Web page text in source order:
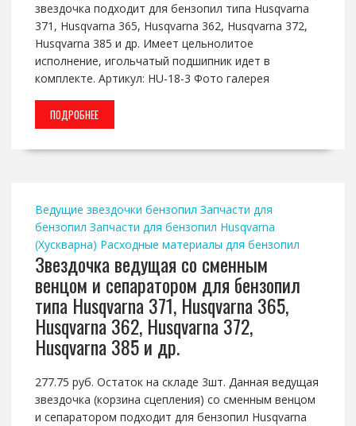
звездочка подходит для бензопил типа Husqvarna
371, Husqvarna 365, Husqvarna 362, Husqvarna 372,
Husqvarna 385 и др. Имеет цельнолитое
исполнение, игольчатый подшипник идет в
комплекте. Артикул: HU-18-3 Фото галерея
ПОДРОБНЕЕ
Ведущие звездочки бензопил Запчасти для
бензопил Запчасти для бензопил Husqvarna
(Хускварна) Расходные материалы для бензопил
Звездочка ведущая со сменным
венцом и сепаратором для бензопил
типа Husqvarna 371, Husqvarna 365,
Husqvarna 362, Husqvarna 372,
Husqvarna 385 и др.
277.75 руб. Остаток на складе 3шт. Данная ведущая
звездочка (корзина сцепления) со сменным венцом
и сепаратором подходит для бензопил Husqvarna